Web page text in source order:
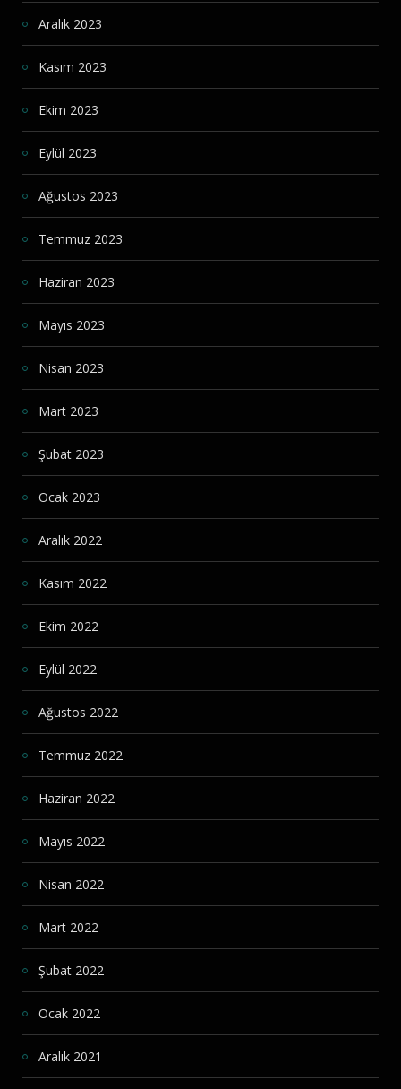
Aralık 2023
Kasım 2023
Ekim 2023
Eylül 2023
Ağustos 2023
Temmuz 2023
Haziran 2023
Mayıs 2023
Nisan 2023
Mart 2023
Şubat 2023
Ocak 2023
Aralık 2022
Kasım 2022
Ekim 2022
Eylül 2022
Ağustos 2022
Temmuz 2022
Haziran 2022
Mayıs 2022
Nisan 2022
Mart 2022
Şubat 2022
Ocak 2022
Aralık 2021